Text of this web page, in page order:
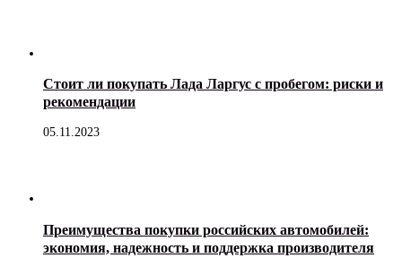
Стоит ли покупать Лада Ларгус с пробегом: риски и
рекомендации
05.11.2023
Преимущества покупки российских автомобилей:
экономия, надежность и поддержка производителя